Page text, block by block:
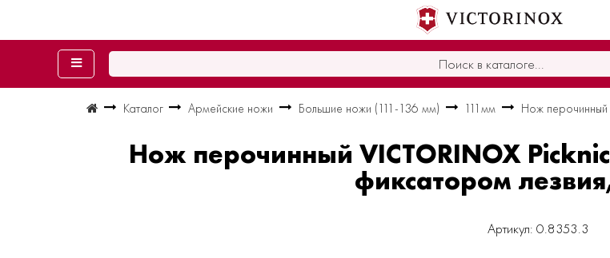
Каталог Армейские ножи Большие ножи (111-136 мм) 111мм Нож перочинный
Нож перочинный VICTORINOX
фиксатором
Артикул: 0.8353.3